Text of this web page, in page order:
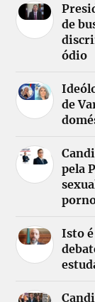
de
ódio
de
pela
Isto